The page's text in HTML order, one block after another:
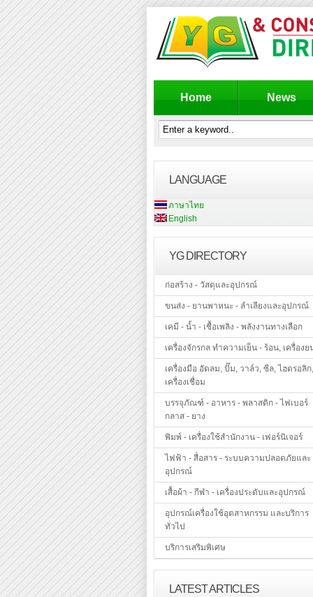
Home News
LANGUAGE
ภาษาไทย
English
YG DIRECTORY
ก่อสร้าง - วัสดุและอุปกรณ์
ขนส่ง - ยานพาหนะ - ลำเลียงและอุปกรณ์
เคมี - น้ำ - เชื้อเพลิง - พลังงานทางเลือก
เครื่องจักรกล ทำความเย็น - ร้อน, เครื่องย
เครื่องมือ อัดลม, ปั๊ม, วาล์ว, ซีล, ไฮดรอลิก,
เครื่องเชื่อม
บรรจุภัณฑ์ - อาหาร - พลาสติก - ไฟเบอร์
กลาส - ยาง
พิมพ์ - เครื่องใช้สำนักงาน - เฟอร์นิเจอร์
ไฟฟ้า - สื่อสาร - ระบบความปลอดภัยและ
อุปกรณ์
เสื้อผ้า - กีฬา - เครื่องประดับและอุปกรณ์
อุปกรณ์เครื่องใช้อุตสาหกรรม และบริการ
ทั่วไป
บริการเสริมพิเศษ
LATEST ARTICLES